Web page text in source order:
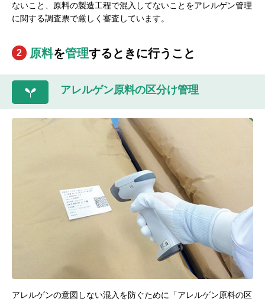
ないこと、原料の製造工程で混入してないことをアレルゲン管理
に関する調査票で厳しく審査しています。
2 原料を管理するときに行うこと
アレルゲン原料の区分け管理
アレルゲンの意図しない混入を防ぐために「アレルゲン原料の区